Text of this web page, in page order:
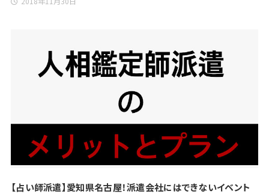
【占い師派遣】愛知県名古屋！派遣会社にはできないイベント